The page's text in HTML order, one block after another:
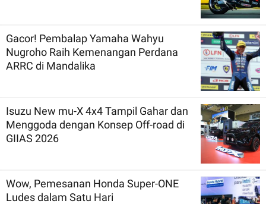
Gacor! Pembalap Yamaha Wahyu
Nugroho Raih Kemenangan Perdana
ARRC di Mandalika
Isuzu New mu-X 4x4 Tampil Gahar dan
Menggoda dengan Konsep Off-road di
GIIAS 2026
Wow, Pemesanan Honda Super-ONE
Ludes dalam Satu Hari